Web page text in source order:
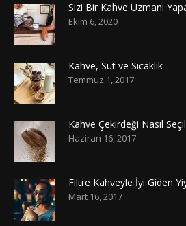
Sizi Bir Kahve Uzmanı
Ekim 6, 2020
Kahve, Süt ve Sıcaklık
Temmuz 1, 2017
Kahve Çekirdeği Nasıl
Haziran 16, 2017
Filtre Kahveyle İyi Giden
Mart 16, 2017